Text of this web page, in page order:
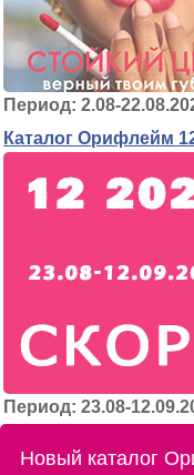
Период: 2.08-
Каталог Орифлейм
Период: 23.08-
Новый каталог